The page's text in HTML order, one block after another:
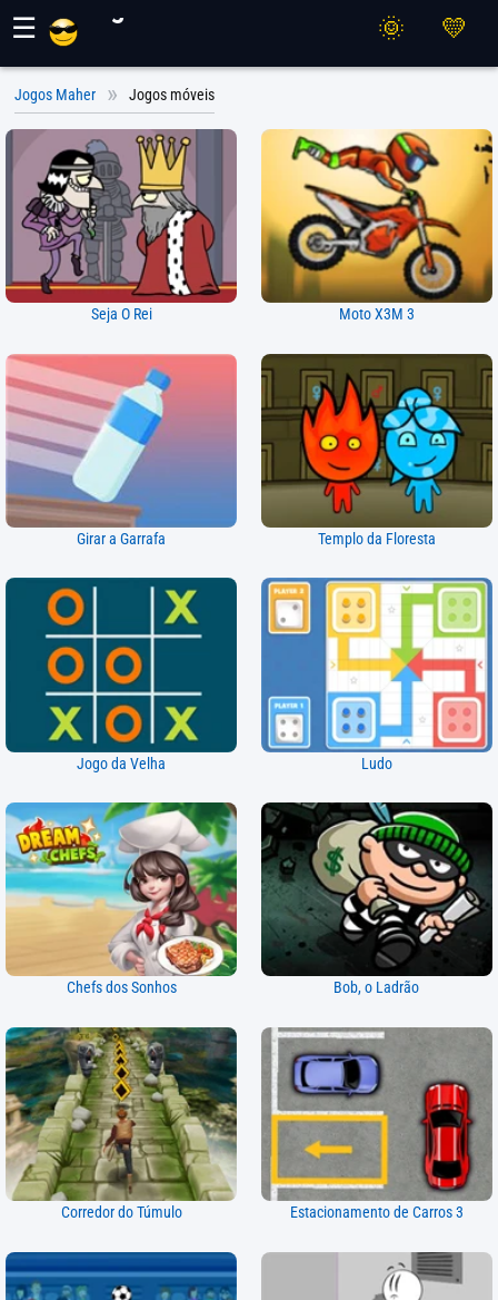
☰
Jogos Maher Jogos móveis
Seja O Rei Moto X3M 3
Girar a Garrafa Templo da Floresta
Jogo da Velha Ludo
Chefs dos Sonhos Bob, o Ladrão
Corredor do Túmulo Estacionamento de Carros 3